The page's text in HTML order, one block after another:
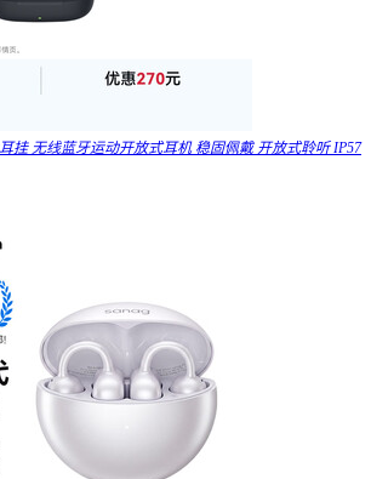
挂 无线蓝牙运动开放式耳机 稳固佩戴 开放式聆听 IP57